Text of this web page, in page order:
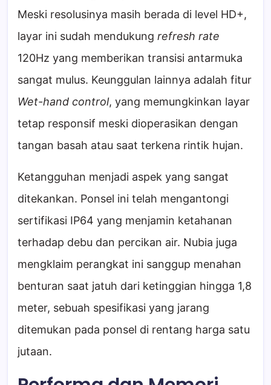
Meski resolusinya masih berada di level HD+,
layar ini sudah mendukung refresh rate
120Hz yang memberikan transisi antarmuka
sangat mulus. Keunggulan lainnya adalah fitur
Wet-hand control, yang memungkinkan layar
tetap responsif meski dioperasikan dengan
tangan basah atau saat terkena rintik hujan.
Ketangguhan menjadi aspek yang sangat
ditekankan. Ponsel ini telah mengantongi
sertifikasi IP64 yang menjamin ketahanan
terhadap debu dan percikan air. Nubia juga
mengklaim perangkat ini sanggup menahan
benturan saat jatuh dari ketinggian hingga 1,8
meter, sebuah spesifikasi yang jarang
ditemukan pada ponsel di rentang harga satu
jutaan.